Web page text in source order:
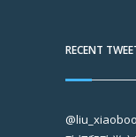
RECENT